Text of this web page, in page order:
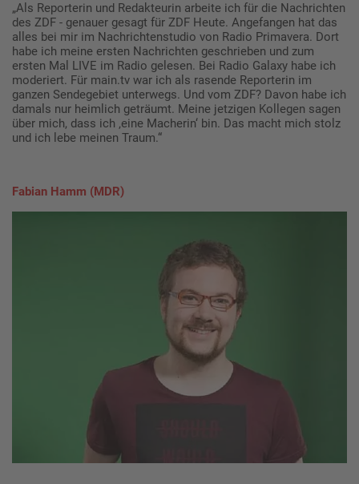
„Als Reporterin und Redakteurin arbeite ich für die Nachrichten
des ZDF - genauer gesagt für ZDF Heute. Angefangen hat das
alles bei mir im Nachrichtenstudio von Radio Primavera. Dort
habe ich meine ersten Nachrichten geschrieben und zum
ersten Mal LIVE im Radio gelesen. Bei Radio Galaxy habe ich
moderiert. Für main.tv war ich als rasende Reporterin im
ganzen Sendegebiet unterwegs. Und vom ZDF? Davon habe ich
damals nur heimlich geträumt. Meine jetzigen Kollegen sagen
über mich, dass ich ‚eine Macherin‘ bin. Das macht mich stolz
und ich lebe meinen Traum.“
Fabian Hamm (MDR)